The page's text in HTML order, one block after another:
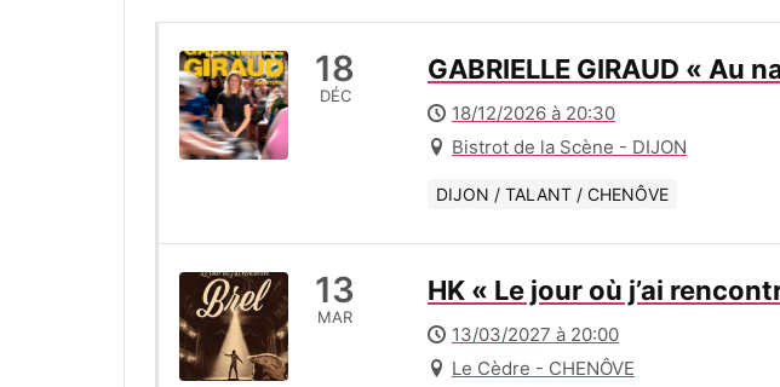
18
DÉC
GABRIELLE GIRAUD « Au
18/12/2026 à 20:30
Bistrot de la Scène - DIJON
DIJON / TALANT / CHENÔVE
13
MAR
HK « Le jour où j’ai
13/03/2027 à 20:00
Le Cèdre - CHENÔVE